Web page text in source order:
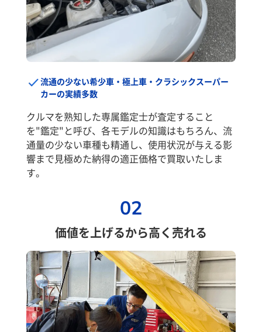
流通の少ない希少車・極上車・クラシックスーパー
カーの実績多数
クルマを熟知した専属鑑定士が査定すること
を"鑑定"と呼び、各モデルの知識はもちろん、流
通量の少ない車種も精通し、使用状況が与える影
響まで見極めた納得の適正価格で買取いたしま
す。
02
価値を上げるから高く売れる